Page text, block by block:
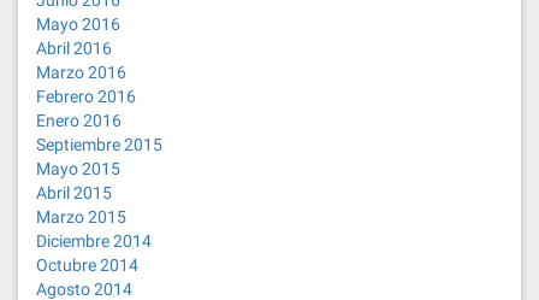
Mayo 2016
Abril 2016
Marzo 2016
Febrero 2016
Enero 2016
Septiembre 2015
Mayo 2015
Abril 2015
Marzo 2015
Diciembre 2014
Octubre 2014
Agosto 2014